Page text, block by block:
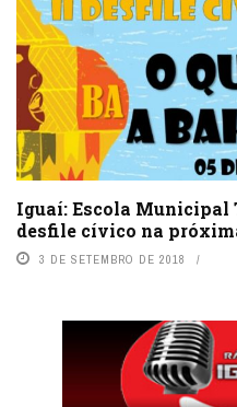
Iguaí: Escola Municipal
desfile cívico na
3 DE SETEMBRO DE 2018